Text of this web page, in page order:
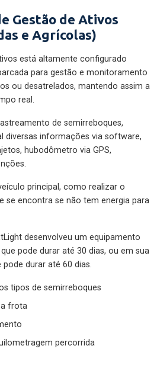
Gestão de Ativos
e Agrícolas)
está altamente configurado
para gestão e monitoramento
ou desatrelados, mantendo assim a
real.
de semirreboques,
diversas informações via software,
hubodômetro via GPS,
principal, como realizar o
se encontra se não tem energia para
desenvolveu um equipamento
pode durar até 30 dias, ou em sua
durar até 60 dias.
tipos de semirreboques
frota
percorrida